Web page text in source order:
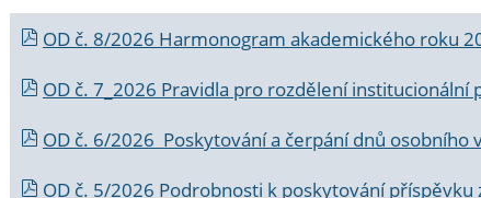
OD č. 8/2026 Harmonogram akademického roku
OD č. 7_2026 Pravidla pro rozdělení
OD č. 6/2026 Poskytování a čerpání dnů
OD č. 5/2026 Podrobnosti k poskytování